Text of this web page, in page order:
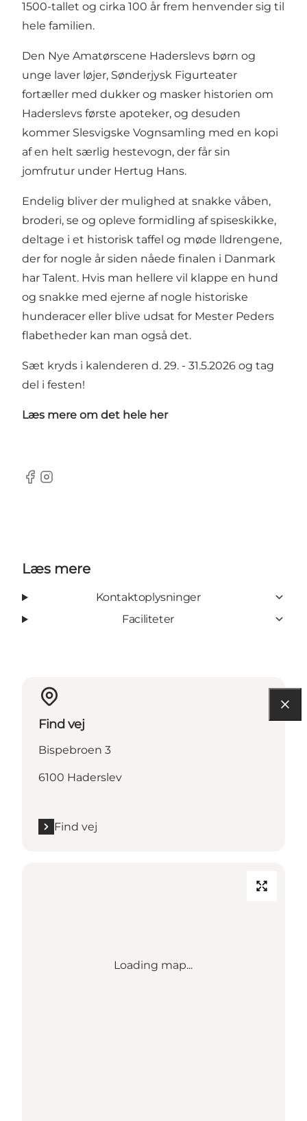
1500-tallet og cirka 100 år frem henvender sig til
hele familien.
Den Nye Amatørscene Haderslevs børn og
unge laver løjer, Sønderjysk Figurteater
fortæller med dukker og masker historien om
Haderslevs første apoteker, og desuden
kommer Slesvigske Vognsamling med en kopi
af en helt særlig hestevogn, der får sin
jomfrutur under Hertug Hans.
Endelig bliver der mulighed at snakke våben,
broderi, se og opleve formidling af spiseskikke,
deltage i et historisk taffel og møde lldrengene,
der for nogle år siden nåede finalen i Danmark
har Talent. Hvis man hellere vil klappe en hund
og snakke med ejerne af nogle historiske
hunderacer eller blive udsat for Mester Peders
flabetheder kan man også det.
Sæt kryds i kalenderen d. 29. - 31.5.2026 og tag
del i festen!
Læs mere om det hele her
facebook
Instagram
Læs mere
Kontaktoplysninger
Faciliteter
Find vej
Bispebroen 3
6100 Haderslev
Find vej
Loading map...